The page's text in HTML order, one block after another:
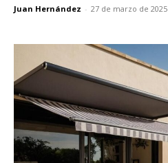
Juan Hernández - 27 de marzo de 2025